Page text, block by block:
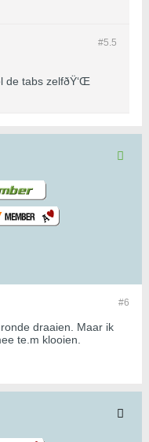
#5.5
de tabs zelfðŸ‘Œ
#6
draaien. Maar ik
te.m klooien.